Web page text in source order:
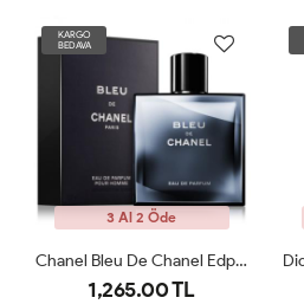
KARGO
BEDAVA
3 Al 2 Öde
Chanel Bleu De Chanel Edp 100 Ml ARC
1,265.00 TL